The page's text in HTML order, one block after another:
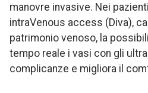
manovre invasive. Nei
intraVenous access (Diva),
patrimonio venoso, la
tempo reale i vasi con gli
complicanze e migliora il